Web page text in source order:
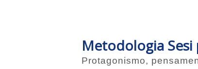
Metodologia Sesi
Protagonismo,